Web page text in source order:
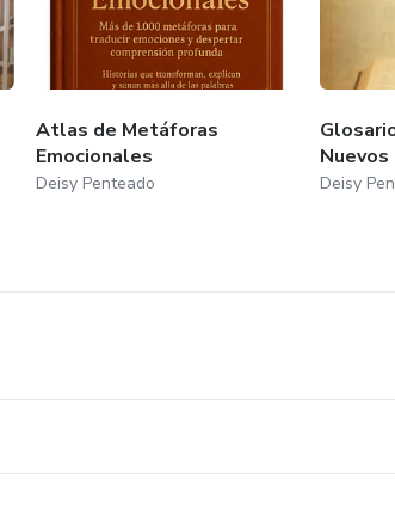
Atlas de Metáforas
Emocionales
Deisy Penteado
Nuevos
Deisy